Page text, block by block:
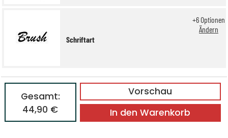
Schriftart
+6Optionen
Ändern
Vorschau
Gesamt:
44,90 €
In den Warenkorb